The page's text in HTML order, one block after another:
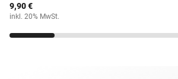
9,90 €
inkl. 20% MwSt.